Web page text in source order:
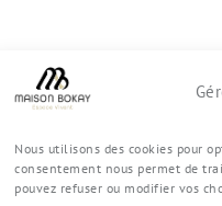
Nous utilisons des cookies pour
consentement nous permet de
pouvez refuser ou modifier vos